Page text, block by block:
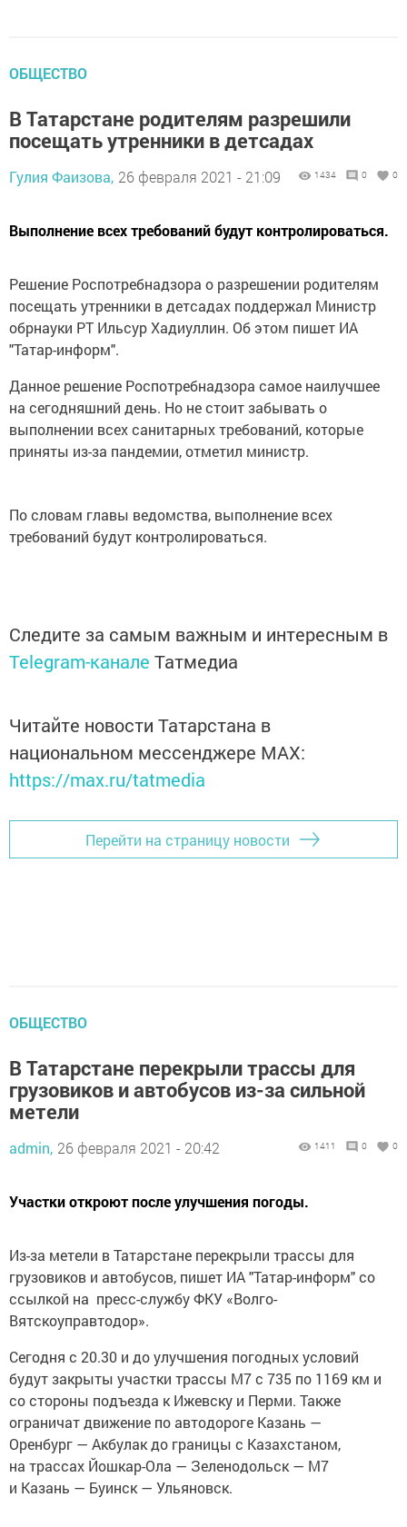
ОБЩЕСТВО
В Татарстане родителям разрешили
посещать утренники в детсадах
Гулия Фаизова, 26 февраля 2021 - 21:09 1434 0 0
Выполнение всех требований будут контролироваться.
Решение Роспотребнадзора о разрешении родителям
посещать утренники в детсадах поддержал Министр
обрнауки РТ Ильсур Хадиуллин. Об этом пишет ИА
"Татар-информ".
Данное решение Роспотребнадзора самое наилучшее
на сегодняшний день. Но не стоит забывать о
выполнении всех санитарных требований, которые
приняты из-за пандемии, отметил министр.
По словам главы ведомства, выполнение всех
требований будут контролироваться.
Следите за самым важным и интересным в
Telegram-канале Татмедиа
Читайте новости Татарстана в
национальном мессенджере MАХ:
https://max.ru/tatmedia
Перейти на страницу новости
ОБЩЕСТВО
В Татарстане перекрыли трассы для
грузовиков и автобусов из-за сильной
метели
admin, 26 февраля 2021 - 20:42 1411 0 0
Участки откроют после улучшения погоды.
Из-за метели в Татарстане перекрыли трассы для
грузовиков и автобусов, пишет ИА "Татар-информ" со
ссылкой на пресс-службу ФКУ «Волго-
Вятскоуправтодор».
Сегодня с 20.30 и до улучшения погодных условий
будут закрыты участки трассы М7 с 735 по 1169 км и
со стороны подъезда к Ижевску и Перми. Также
ограничат движение по автодороге Казань —
Оренбург — Акбулак до границы с Казахстаном,
на трассах Йошкар-Ола — Зеленодольск — М7
и Казань — Буинск — Ульяновск.